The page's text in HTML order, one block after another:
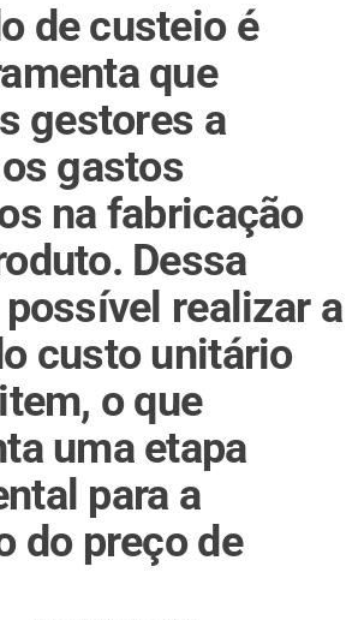
de custeio é
que
gestores a
gastos
na fabricação
Dessa
realizar a
custo unitário
o que
uma etapa
para a
do preço de